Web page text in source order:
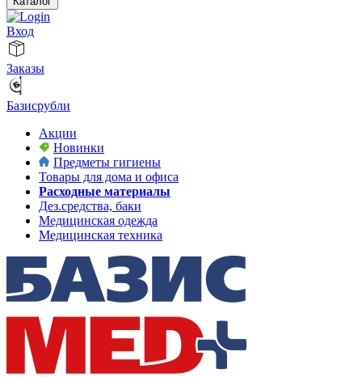
Вход
Заказы
Базисрубли
Акции
Новинки
Предметы гигиены
Товары для дома и офиса
Расходные материалы
Дез.средства, баки
Медицинская одежда
Медицинская техника